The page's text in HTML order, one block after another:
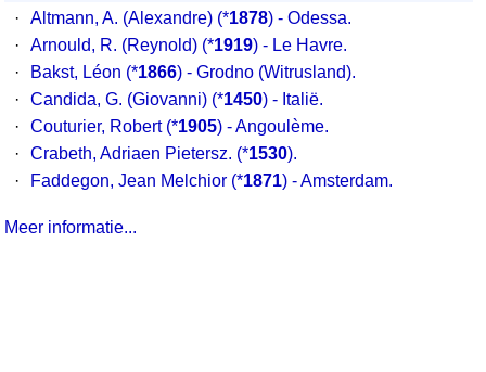
·
Altmann, A. (Alexandre) (*1878) - Odessa.
·
Arnould, R. (Reynold) (*1919) - Le Havre.
·
Bakst, Léon (*1866) - Grodno (Witrusland).
·
Candida, G. (Giovanni) (*1450) - Italië.
·
Couturier, Robert (*1905) - Angoulème.
·
Crabeth, Adriaen Pietersz. (*1530).
·
Faddegon, Jean Melchior (*1871) - Amsterdam.
Meer informatie...